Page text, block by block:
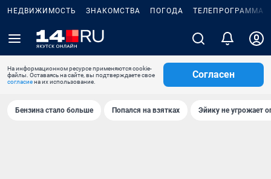
НЕДВИЖИМОСТЬ ЗНАКОМСТВА ПОГОДА ТЕЛЕПРОГРАММА
На информационном ресурсе применяются cookie-
файлы. Оставаясь на сайте, вы подтверждаете свое
согласиена их использование.
Согласен
Бензина стало больше Попался на взятках Эйику не угрожает